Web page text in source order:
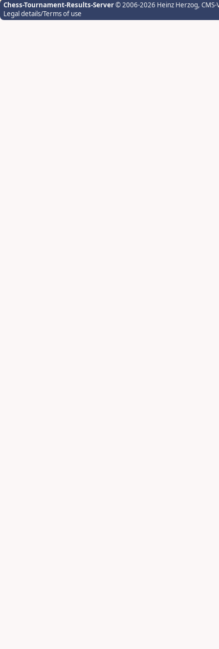
Chess-Tournament-Results-Server© 2006-2026 Heinz Herzog,
Legal details/Terms of use